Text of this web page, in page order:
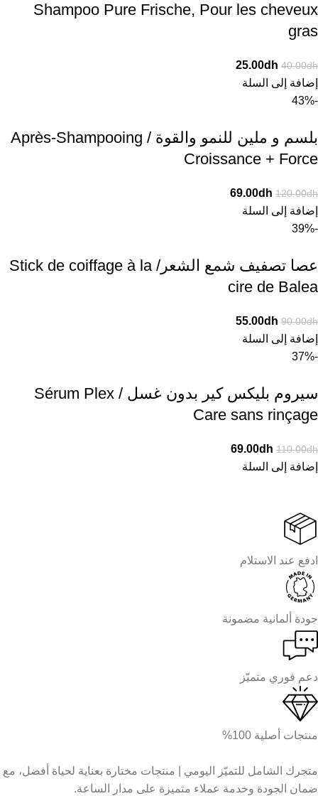
Shampoo Pure Frische, Pour les cheveux
gras
40.00dh
25.00dh
إضافة إلى السلة
-43%
بلسم و ملين للنمو والقوة / Après-Shampooing
Croissance + Force
120.00dh
69.00dh
إضافة إلى السلة
-39%
عصا تصفيف شمع الشعر/ Stick de coiffage à la
cire de Balea
90.00dh
55.00dh
إضافة إلى السلة
-37%
سيروم بليكس كير بدون غسل / Sérum Plex
Care sans rinçage
110.00dh
69.00dh
إضافة إلى السلة
ادفع عند الاستلام
جودة ألمانية مضمونة
دعم فوري متميّز
منتجات أصلية 100%
متجرك الشامل للتميّز اليومي | منتجات مختارة بعناية لحياة أفضل، مع
ضمان الجودة وخدمة عملاء متميزة على مدار الساعة.